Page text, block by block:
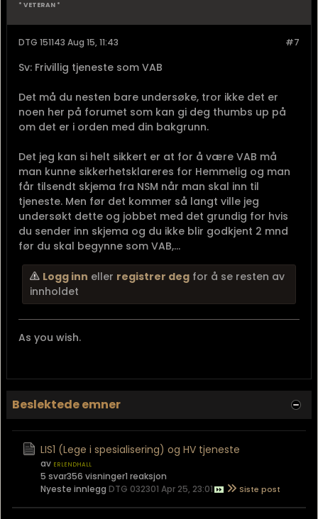
* VETERAN *
#7
DTG 151143 Aug 15, 11:43
Sv: Frivillig tjeneste som VAB
Det må du nesten bare undersøke, tror ikke det er
noen her på forumet som kan gi deg thumbs up på
om det er i orden med din bakgrunn.
Det jeg kan si helt sikkert er at for å være VAB må
man kunne sikkerhetsklareres for Hemmelig og man
får tilsendt skjema fra NSM når man skal inn til
tjeneste. Men før det kommer så langt ville jeg
undersøkt dette og jobbet med det grundig for hvis
du sender inn skjema og du ikke blir godkjent 2 mnd
før du skal begynne som VAB,...
Logg inn eller registrer deg for å se resten av
innholdet
As you wish.
Beslektede emner
LIS1 (Lege i spesialisering) og HV tjeneste
av erlendhall
5 svar356 visninger1 reaksjon
Nyeste innlegg DTG 032301 Apr 25, 23:01